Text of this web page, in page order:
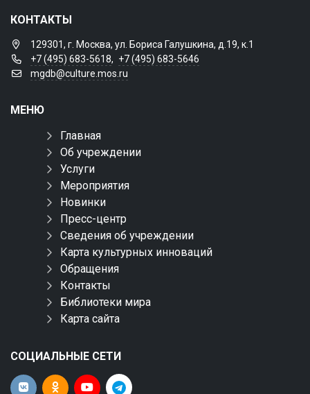
КОНТАКТЫ
129301, г. Москва, ул. Бориса Галушкина, д.19, к.1
+7 (495) 683-5618, +7 (495) 683-5646
mgdb@culture.mos.ru
МЕНЮ
Главная
Об учреждении
Услуги
Мероприятия
Новинки
Пресс-центр
Сведения об учреждении
Карта культурных инноваций
Обращения
Контакты
Библиотеки мира
Карта сайта
СОЦИАЛЬНЫЕ СЕТИ